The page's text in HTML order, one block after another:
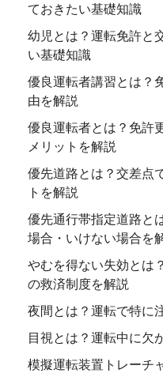
ておきたい基礎知識
幼児とは？運転免許と
い基礎知識
優良運転者講習とは？
由を解説
優良運転者とは？免許
メリットを解説
優先道路とは？交差点
トを解説
優先通行帯指定道路と
場合・いけない場合を
やむを得ない失効とは
の救済制度を解説
夜間とは？運転で特に
目視とは？運転中に欠
模擬運転装置トレーチ